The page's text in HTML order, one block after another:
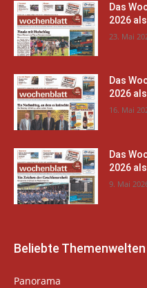
Das
2026
23. Mai
Das
2026
16. Mai
Das
2026
9. Mai
Beliebte Themenwelten
Panorama